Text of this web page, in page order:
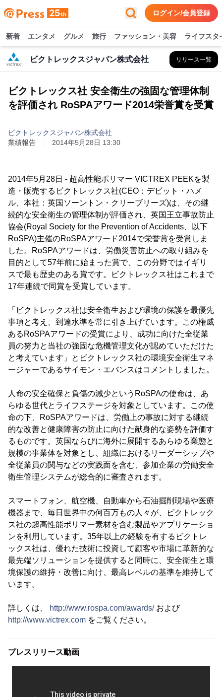
ログイン/会員登録
新着 エンタメ グルメ 旅行 ファッション・美容 ライフスタ
ビクトレックスジャパン株式会社 リリース一覧
ビクトレックス社 安全衛生の強固な管理体制
を評価され RoSPAアワード2014栄誉賞を受賞
ビクトレックスジャパン株式会社
業績報告
2014年5月28日 13:30
2014年5月28日 - 超高性能ポリマー VICTREX PEEKを製
造・販売するビクトレックス社(CEO：デビット・ハメ
ル、本社：英国ソーントン・クリーブリーズ)は、その継
続的な安全衛生の管理体制が評価され、英国王立事故防止
協会(Royal Society for the Prevention of Accidents、以下
RoSPA)主催のRoSPAアワード2014で栄誉賞を受賞しま
した。RoSPAアワードは、労働災害防止への取り組みを
目的として57年前に始まった賞で、この分野ではイギリ
スで最も歴史のある賞です。ビクトレックス社はこれまで
17年連続で同賞を受賞しています。
「ビクトレックス社は安全衛生および環境の保護を最優先
事項と考え、到達水準を常に引き上げています。この権威
あるRoSPAアワードの受賞により、成功に向けた全従業
員の努力と当社の強固な危機管理文化が認めていただけた
と考えています」とビクトレックス社の環境安全衛生マネ
ージャーであるサイモン・エバンスはコメントしました。
人命の安全確保と負傷の減少というRoSPAの使命は、あ
らゆる世代とライフステージを対象としています。この使
命の下、RoSPAアワードは、労働上の事故に対する継続
的な改善と健康障害の防止に向けた献身的な姿勢を評価す
るものです。英国ならびに海外に展開するあらゆる業態と
規模の事業体を対象とし、組織におけるリーダーシップや
全従業員の関与などの実践面を含む、参加企業の労働安全
衛生管理システムが総合的に審査されます。
スマートフォン、航空機、自動車から石油掘削現場や医療
機器まで、毎日世界中の何百万もの人々が、ビクトレック
ス社の超高性能ポリマー素材を含む製品やアプリケーショ
ンを利用しています。35年以上の経験を有するビクトレ
ックス社は、優れた技術に投資して顧客や市場に革新的な
最先端ソリューションを提供すると同時に、安全衛生と環
境保護の維持・改善に向け、最高レベルの基準を維持して
います。
詳しくは、 http://www.rospa.com/awards/および
http://www.victrex.com をご覧ください。
プレスリリース動画